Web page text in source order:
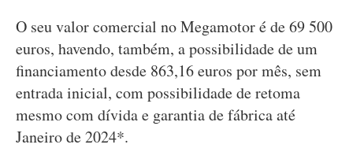
O seu valor comercial no Megamotor é de 69 500
euros, havendo, também, a possibilidade de um
financiamento desde 863,16 euros por mês, sem
entrada inicial, com possibilidade de retoma
mesmo com dívida e garantia de fábrica até
Janeiro de 2024*.